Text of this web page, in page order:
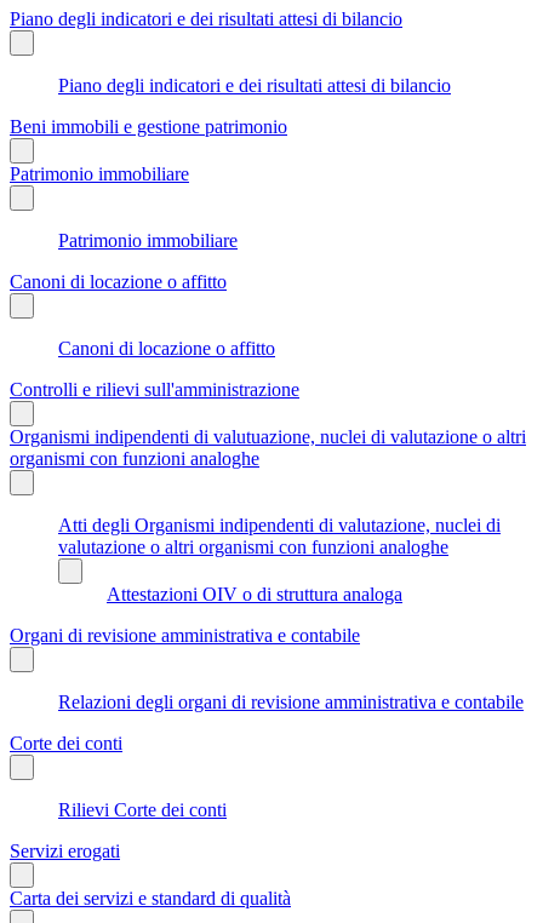
Piano degli indicatori e dei risultati attesi di bilancio
Piano degli indicatori e dei risultati attesi di bilancio
Beni immobili e gestione patrimonio
Patrimonio immobiliare
Patrimonio immobiliare
Canoni di locazione o affitto
Canoni di locazione o affitto
Controlli e rilievi sull'amministrazione
Organismi indipendenti di valutuazione, nuclei di valutazione o altri
organismi con funzioni analoghe
Atti degli Organismi indipendenti di valutazione, nuclei di
valutazione o altri organismi con funzioni analoghe
Attestazioni OIV o di struttura analoga
Organi di revisione amministrativa e contabile
Relazioni degli organi di revisione amministrativa e contabile
Corte dei conti
Rilievi Corte dei conti
Servizi erogati
Carta dei servizi e standard di qualità